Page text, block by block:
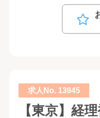
求人No. 13945
【東京】経